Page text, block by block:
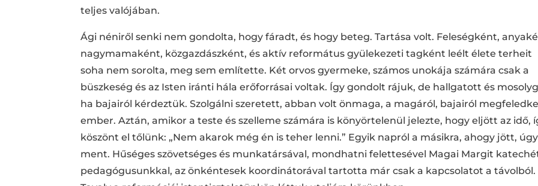
teljes valójában.
Ági néniről senki nem gondolta, hogy fáradt, és hogy beteg. Tartása volt. Feleségként,
nagymamaként, közgazdászként, és aktív református gyülekezeti tagként leélt élete terheit
soha nem sorolta, meg sem említette. Két orvos gyermeke, számos unokája számára csak a
büszkeség és az Isten iránti hála erőforrásai voltak. Így gondolt rájuk, de hallgatott és
ha bajairól kérdeztük. Szolgálni szeretett, abban volt önmaga, a magáról, bajairól
ember. Aztán, amikor a teste és szelleme számára is könyörtelenül jelezte, hogy eljött az idő,
köszönt el tőlünk: „Nem akarok még én is teher lenni.” Egyik napról a másikra, ahogy jött, úgy
ment. Hűséges szövetséges és munkatársával, mondhatni felettesével Magai Margit
pedagógusunkkal, az önkéntesek koordinátorával tartotta már csak a kapcsolatot a távolból.